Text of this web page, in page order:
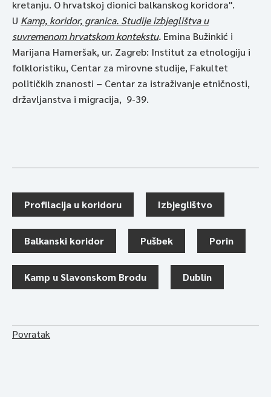
kretanju. O hrvatskoj dionici balkanskog koridora".
U Kamp, koridor, granica. Studije izbjeglištva u
suvremenom hrvatskom kontekstu. Emina Bužinkić i
Marijana Hameršak, ur. Zagreb: Institut za etnologiju i
folkloristiku, Centar za mirovne studije, Fakultet
političkih znanosti – Centar za istraživanje etničnosti,
državljanstva i migracija, 9-39.
Profilacija u koridoru Izbjeglištvo
Balkanski koridor Pušbek Porin
Kamp u Slavonskom Brodu Dublin
Povratak